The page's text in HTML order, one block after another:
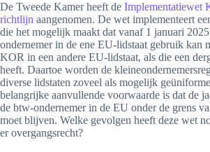
De Tweede Kamer heeft de Implementatiewet
richtlijn aangenomen. De wet implementeert
die het mogelijk maakt dat vanaf 1 januari 2025
ondernemer in de ene EU-lidstaat gebruik kan
KOR in een andere EU-lidstaat, als die een
heeft. Daartoe worden de
diverse lidstaten zoveel als mogelijk
belangrijke aanvullende voorwaarde is dat de
de btw-ondernemer in de EU onder de grens
moet blijven. Welke gevolgen heeft deze wet
er overgangsrecht?